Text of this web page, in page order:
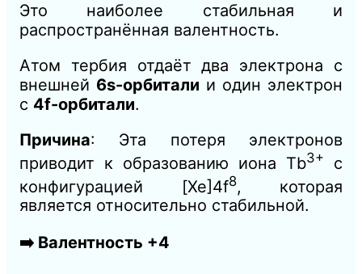
Это наиболее стабильная и
распространённая валентность.
Атом тербия отдаёт два электрона с
внешней 6s-орбитали и один электрон
с 4f-орбитали.
Причина: Эта потеря электронов
приводит к образованию иона Tb3+
с
конфигурацией [Xe]4f8, которая
является относительно стабильной.
➡️ Валентность +4